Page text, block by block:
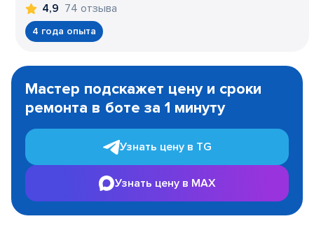
4,9 74 отзыва
4 года опыта
1
Мастер подскажет цену и сроки
ремонта в боте за 1 минуту
Узнать цену в TG
Узнать цену в MAX